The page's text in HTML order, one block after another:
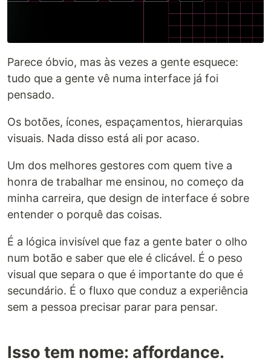
Parece óbvio, mas às vezes a gente esquece:
tudo que a gente vê numa interface já foi
pensado.
Os botões, ícones, espaçamentos, hierarquias
visuais. Nada disso está ali por acaso.
Um dos melhores gestores com quem tive a
honra de trabalhar me ensinou, no começo da
minha carreira, que design de interface é sobre
entender o porquê das coisas.
É a lógica invisível que faz a gente bater o olho
num botão e saber que ele é clicável. É o peso
visual que separa o que é importante do que é
secundário. É o fluxo que conduz a experiência
sem a pessoa precisar parar para pensar.
Isso tem nome: affordance.